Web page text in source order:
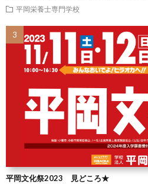
平岡栄養士専門学校
平岡文化祭2023 見どころ★